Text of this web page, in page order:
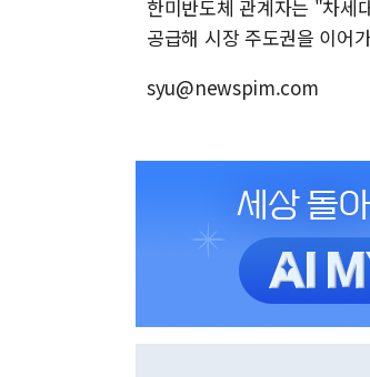
한미반도체 관계자는 "차세
공급해 시장 주도권을 이어
syu@newspim.com